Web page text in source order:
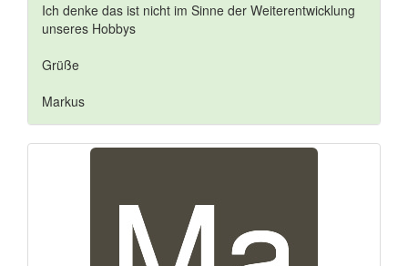
Ich denke das ist nicht im Sinne der Weiterentwicklung
unseres Hobbys
Grüße
Markus